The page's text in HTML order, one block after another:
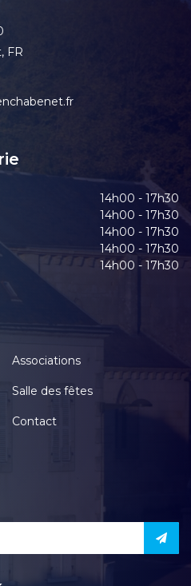
FR
14h00 - 17h30
14h00 - 17h30
14h00 - 17h30
14h00 - 17h30
14h00 - 17h30
Associations
Salle des fêtes
Contact